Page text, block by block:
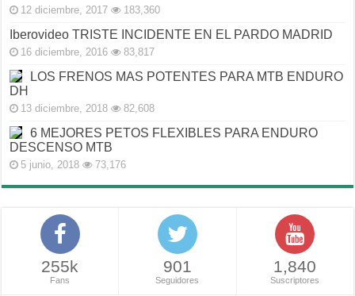
12 diciembre, 2017 183,360
Iberovideo TRISTE INCIDENTE EN EL PARDO MADRID
16 diciembre, 2016 83,817
LOS FRENOS MAS POTENTES PARA MTB ENDURO
DH
13 diciembre, 2018 82,608
6 MEJORES PETOS FLEXIBLES PARA ENDURO
DESCENSO MTB
5 junio, 2018 73,176
255k
Fans
901
Seguidores
1,840
Suscriptores